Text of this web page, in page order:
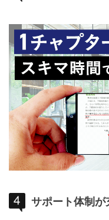
サポート体制が